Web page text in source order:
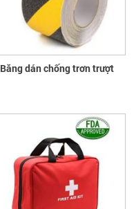
Băng dán chống trơn trượt